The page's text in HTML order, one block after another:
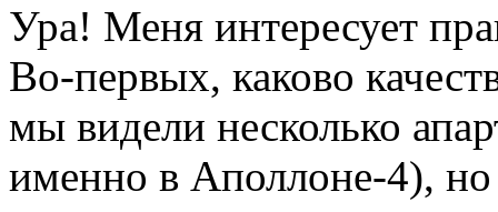
Ура! Меня интересует
Во-первых, каково
мы видели несколько
именно в Аполлоне-4),